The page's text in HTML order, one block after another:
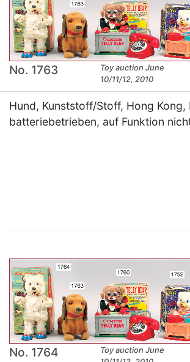
No. 1763
Toy auction June
10/11/12, 2010
Hund, Kunststoff/Stoff, Hong Kong,
batteriebetrieben, auf Funktion
No. 1764
Toy auction June